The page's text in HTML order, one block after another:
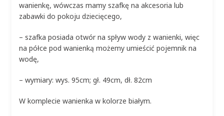
wanienkę, wówczas mamy szafkę na akcesoria lub
zabawki do pokoju dziecięcego,
– szafka posiada otwór na spływ wody z wanienki, więc
na półce pod wanienką możemy umieścić pojemnik na
wodę,
– wymiary: wys. 95cm; gł. 49cm, dł. 82cm
W komplecie wanienka w kolorze białym.